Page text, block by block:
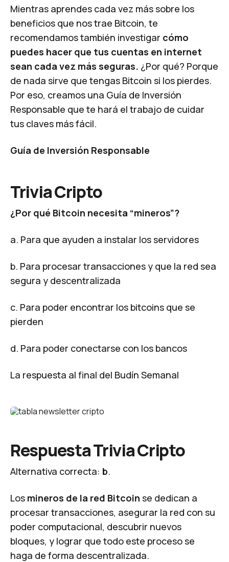
Mientras aprendes cada vez más sobre los
beneficios que nos trae Bitcoin, te
recomendamos también investigar cómo
puedes hacer que tus cuentas en internet
sean cada vez más seguras. ¿Por qué? Porque
de nada sirve que tengas Bitcoin si los pierdes.
Por eso, creamos una Guía de Inversión
Responsable que te hará el trabajo de cuidar
tus claves más fácil.
Guía de Inversión Responsable
Trivia Cripto
¿Por qué Bitcoin necesita “mineros”?
a. Para que ayuden a instalar los servidores
b. Para procesar transacciones y que la red sea
segura y descentralizada
c. Para poder encontrar los bitcoins que se
pierden
d. Para poder conectarse con los bancos
La respuesta al final del Budín Semanal
Respuesta Trivia Cripto
Alternativa correcta: b.
Los mineros de la red Bitcoin se dedican a
procesar transacciones, asegurar la red con su
poder computacional, descubrir nuevos
bloques, y lograr que todo este proceso se
haga de forma descentralizada.